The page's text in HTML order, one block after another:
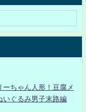
ちゃん人形！豆腐メ
いぐるみ男子末路編